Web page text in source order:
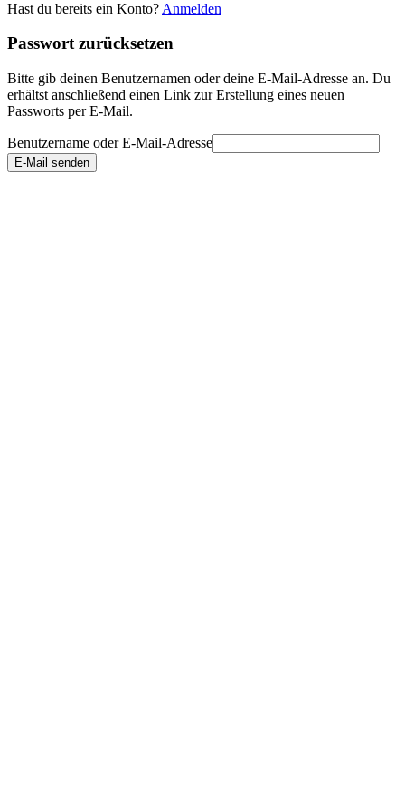
Hast du bereits ein Konto? Anmelden
Passwort zurücksetzen
Bitte gib deinen Benutzernamen oder deine E-Mail-Adresse an. Du
erhältst anschließend einen Link zur Erstellung eines neuen
Passworts per E-Mail.
Benutzername oder E-Mail-Adresse
E-Mail senden